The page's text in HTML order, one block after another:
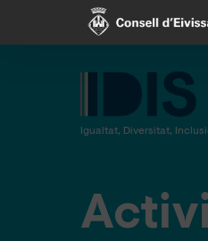
Igualtat, Diversitat,